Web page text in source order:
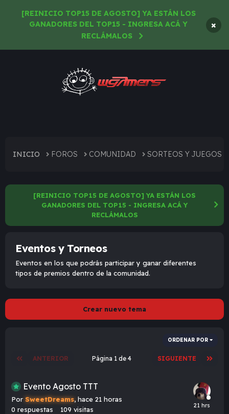
[REINICIO TOP15 DE AGOSTO] YA ESTÁN LOS
GANADORES DEL TOP15 - INGRESA ACÁ Y
RECLÁMALOS
×
INICIO FOROS COMUNIDAD SORTEOS Y JUEGOS
[REINICIO TOP15 DE AGOSTO] YA ESTÁN LOS
GANADORES DEL TOP15 - INGRESA ACÁ Y
RECLÁMALOS
Eventos y Torneos
Eventos en los que podrás participar y ganar diferentes
tipos de premios dentro de la comunidad.
Crear nuevo tema
ORDENAR POR
ANTERIOR SIGUIENTE
Página 1 de 4
Evento Agosto TTT
Por SweetDreams, hace 21 horas
0 respuestas 109 visitas